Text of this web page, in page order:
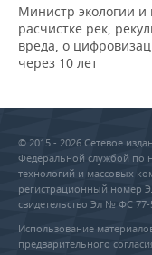
Министр экологии
расчистке рек,
вреда, о
через 10 лет
© 2015 - 2026 Сетевое
Федеральной службой по
технологий и массовых
регистрационный номер
свидетельство Эл № ФС 77-
Использование
предварительного